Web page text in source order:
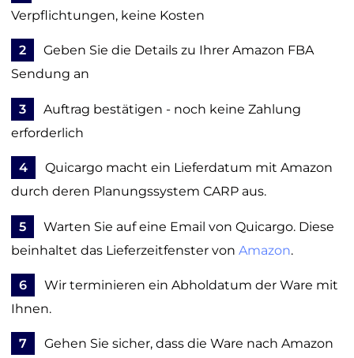
Verpflichtungen, keine Kosten
2
Geben Sie die Details zu Ihrer Amazon FBA
Sendung an
3
Auftrag bestätigen - noch keine Zahlung
erforderlich
4
Quicargo macht ein Lieferdatum mit Amazon
durch deren Planungssystem CARP aus.
5
Warten Sie auf eine Email von Quicargo. Diese
beinhaltet das Lieferzeitfenster von Amazon.
6
Wir terminieren ein Abholdatum der Ware mit
Ihnen.
7
Gehen Sie sicher, dass die Ware nach Amazon